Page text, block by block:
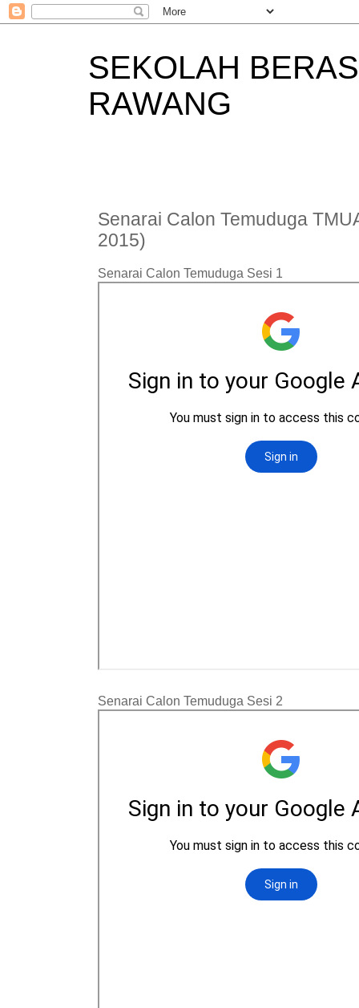
SEKOLAH
RAWANG
Senarai Calon Temuduga
2015)
Senarai Calon Temuduga Sesi 1
Senarai Calon Temuduga Sesi 2